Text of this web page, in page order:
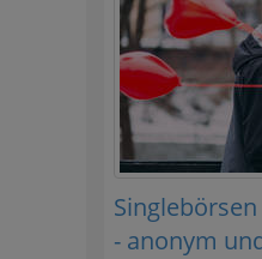
- anonym